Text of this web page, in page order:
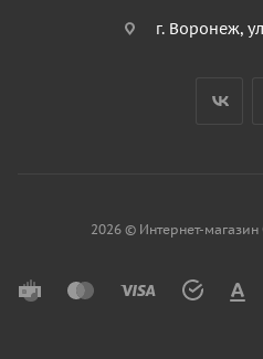
г. Воронеж,
2026 © Интернет-